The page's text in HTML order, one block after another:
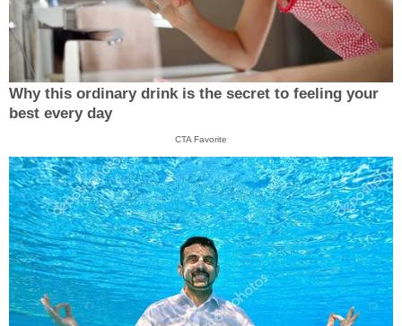
Why this ordinary drink is the secret to feeling your
best every day
CTA Favorite